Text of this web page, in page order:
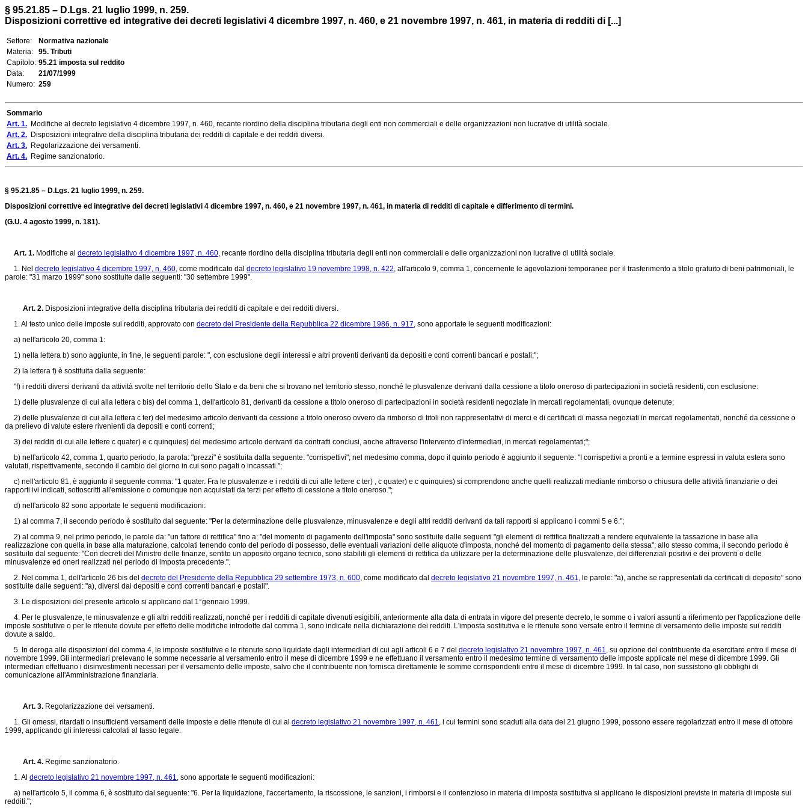
§ 95.21.85 – D.Lgs. 21 luglio 1999, n. 259.
Disposizioni correttive ed integrative dei decreti legislativi 4 dicembre 1997, n. 460, e 21 novembre 1997, n. 461, in materia di redditi di [...]
Settore:
Normativa nazionale
Materia:
95. Tributi
Capitolo: 95.21 imposta sul reddito
Data:
21/07/1999
Numero: 259
Sommario
Art. 1. Modifiche al decreto legislativo 4 dicembre 1997, n. 460, recante riordino della disciplina tributaria degli enti non commerciali e delle organizzazioni non lucrative di utilità sociale.
Art. 2. Disposizioni integrative della disciplina tributaria dei redditi di capitale e dei redditi diversi.
Art. 3. Regolarizzazione dei versamenti.
Art. 4. Regime sanzionatorio.
§ 95.21.85 – D.Lgs. 21 luglio 1999, n. 259.
Disposizioni correttive ed integrative dei decreti legislativi 4 dicembre 1997, n. 460, e 21 novembre 1997, n. 461, in materia di redditi di capitale e differimento di termini.
(G.U. 4 agosto 1999, n. 181).
Art. 1. Modifiche al decreto legislativo 4 dicembre 1997, n. 460, recante riordino della disciplina tributaria degli enti non commerciali e delle organizzazioni non lucrative di utilità sociale.
1. Nel decreto legislativo 4 dicembre 1997, n. 460, come modificato dal decreto legislativo 19 novembre 1998, n. 422, all'articolo 9, comma 1, concernente le agevolazioni temporanee per il trasferimento a titolo gratuito di beni patrimoniali, le
parole: "31 marzo 1999" sono sostituite dalle seguenti: "30 settembre 1999".
Art. 2. Disposizioni integrative della disciplina tributaria dei redditi di capitale e dei redditi diversi.
1. Al testo unico delle imposte sui redditi, approvato con decreto del Presidente della Repubblica 22 dicembre 1986, n. 917, sono apportate le seguenti modificazioni:
a) nell'articolo 20, comma 1:
1) nella lettera b) sono aggiunte, in fine, le seguenti parole: ", con esclusione degli interessi e altri proventi derivanti da depositi e conti correnti bancari e postali;";
2) la lettera f) è sostituita dalla seguente:
"f) i redditi diversi derivanti da attività svolte nel territorio dello Stato e da beni che si trovano nel territorio stesso, nonché le plusvalenze derivanti dalla cessione a titolo oneroso di partecipazioni in società residenti, con esclusione:
1) delle plusvalenze di cui alla lettera c bis) del comma 1, dell'articolo 81, derivanti da cessione a titolo oneroso di partecipazioni in società residenti negoziate in mercati regolamentati, ovunque detenute;
2) delle plusvalenze di cui alla lettera c ter) del medesimo articolo derivanti da cessione a titolo oneroso ovvero da rimborso di titoli non rappresentativi di merci e di certificati di massa negoziati in mercati regolamentati, nonché da cessione o
da prelievo di valute estere rivenienti da depositi e conti correnti;
3) dei redditi di cui alle lettere c quater) e c quinquies) del medesimo articolo derivanti da contratti conclusi, anche attraverso l'intervento d'intermediari, in mercati regolamentati;";
b) nell'articolo 42, comma 1, quarto periodo, la parola: "prezzi" è sostituita dalla seguente: "corrispettivi"; nel medesimo comma, dopo il quinto periodo è aggiunto il seguente: "I corrispettivi a pronti e a termine espressi in valuta estera sono
valutati, rispettivamente, secondo il cambio del giorno in cui sono pagati o incassati.";
c) nell'articolo 81, è aggiunto il seguente comma: "1 quater. Fra le plusvalenze e i redditi di cui alle lettere c ter) , c quater) e c quinquies) si comprendono anche quelli realizzati mediante rimborso o chiusura delle attività finanziarie o dei
rapporti ivi indicati, sottoscritti all'emissione o comunque non acquistati da terzi per effetto di cessione a titolo oneroso.";
d) nell'articolo 82 sono apportate le seguenti modificazioni:
1) al comma 7, il secondo periodo è sostituito dal seguente: "Per la determinazione delle plusvalenze, minusvalenze e degli altri redditi derivanti da tali rapporti si applicano i commi 5 e 6.";
2) al comma 9, nel primo periodo, le parole da: "un fattore di rettifica" fino a: "del momento di pagamento dell'imposta" sono sostituite dalle seguenti "gli elementi di rettifica finalizzati a rendere equivalente la tassazione in base alla
realizzazione con quella in base alla maturazione, calcolati tenendo conto del periodo di possesso, delle eventuali variazioni delle aliquote d'imposta, nonché del momento di pagamento della stessa"; allo stesso comma, il secondo periodo è
sostituito dal seguente: "Con decreti del Ministro delle finanze, sentito un apposito organo tecnico, sono stabiliti gli elementi di rettifica da utilizzare per la determinazione delle plusvalenze, dei differenziali positivi e dei proventi o delle
minusvalenze ed oneri realizzati nel periodo di imposta precedente.".
2. Nel comma 1, dell'articolo 26 bis del decreto del Presidente della Repubblica 29 settembre 1973, n. 600, come modificato dal decreto legislativo 21 novembre 1997, n. 461, le parole: "a), anche se rappresentati da certificati di deposito" sono
sostituite dalle seguenti: "a), diversi dai depositi e conti correnti bancari e postali".
3. Le disposizioni del presente articolo si applicano dal 1°gennaio 1999.
4. Per le plusvalenze, le minusvalenze e gli altri redditi realizzati, nonché per i redditi di capitale divenuti esigibili, anteriormente alla data di entrata in vigore del presente decreto, le somme o i valori assunti a riferimento per l'applicazione delle
imposte sostitutive o per le ritenute dovute per effetto delle modifiche introdotte dal comma 1, sono indicate nella dichiarazione dei redditi. L'imposta sostitutiva e le ritenute sono versate entro il termine di versamento delle imposte sui redditi
dovute a saldo.
5. In deroga alle disposizioni del comma 4, le imposte sostitutive e le ritenute sono liquidate dagli intermediari di cui agli articoli 6 e 7 del decreto legislativo 21 novembre 1997, n. 461, su opzione del contribuente da esercitare entro il mese di
novembre 1999. Gli intermediari prelevano le somme necessarie al versamento entro il mese di dicembre 1999 e ne effettuano il versamento entro il medesimo termine di versamento delle imposte applicate nel mese di dicembre 1999. Gli
intermediari effettuano i disinvestimenti necessari per il versamento delle imposte, salvo che il contribuente non fornisca direttamente le somme corrispondenti entro il mese di dicembre 1999. In tal caso, non sussistono gli obblighi di
comunicazione all'Amministrazione finanziaria.
Art. 3. Regolarizzazione dei versamenti.
1. Gli omessi, ritardati o insufficienti versamenti delle imposte e delle ritenute di cui al decreto legislativo 21 novembre 1997, n. 461, i cui termini sono scaduti alla data del 21 giugno 1999, possono essere regolarizzati entro il mese di ottobre
1999, applicando gli interessi calcolati al tasso legale.
Art. 4. Regime sanzionatorio.
1. Al decreto legislativo 21 novembre 1997, n. 461, sono apportate le seguenti modificazioni:
a) nell'articolo 5, il comma 6, è sostituito dal seguente: "6. Per la liquidazione, l'accertamento, la riscossione, le sanzioni, i rimborsi e il contenzioso in materia di imposta sostitutiva si applicano le disposizioni previste in materia di imposte sui
redditi.";